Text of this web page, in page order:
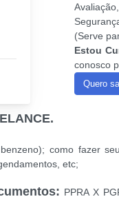
(Serve
Estou
conosco
Quero
como fazer
etc;
PPRA X